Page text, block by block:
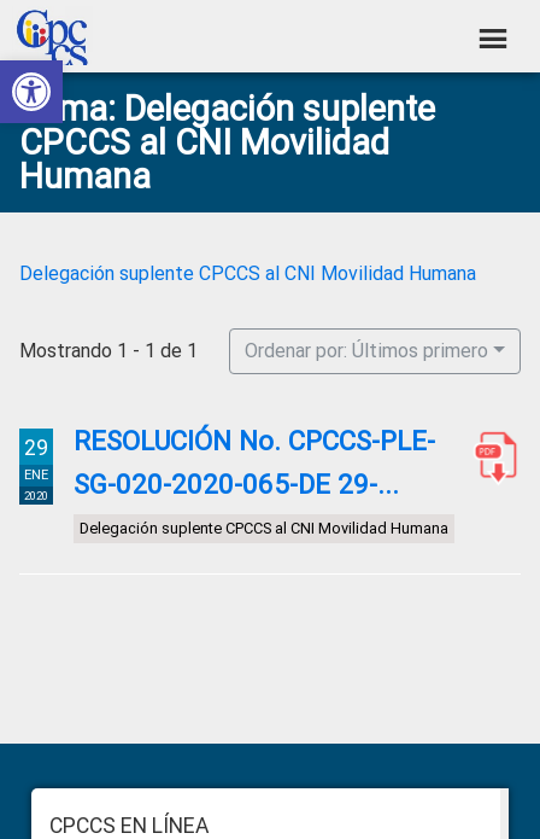
Abrir barra de herramientas
Skip
to
primary
navigation
Skip
to
main
content
Skip
to
primary
sidebar
Skip
to
footer
Consejo
de
Participación
Ciudadana
Control
Construyendo
Poder
Ciudadano
Tema: Delegación suplente
CPCCS al CNI Movilidad
Humana
Delegación suplente CPCCS al CNI Movilidad Humana
Mostrando 1 - 1 de 1 Ordenar por: Últimos primero
29
ENE
2020
RESOLUCIÓN No. CPCCS-PLE-
SG-020-2020-065-DE 29-...
Delegación suplente CPCCS al CNI Movilidad Humana
Sidebar
FooterCPCCS EN LÍNEA